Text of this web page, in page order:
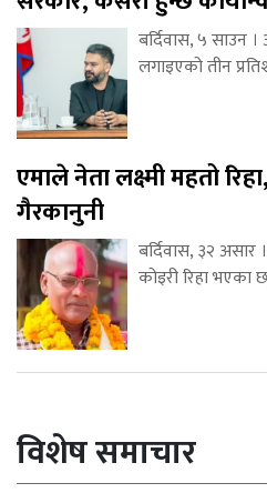
बर्दिवास, ५ साउन ।
लगाइएको तीन
एमाले नेता लक्ष्मी महतो
गैरकानुनी
बर्दिवास, ३२ असार
कोइरी रिहा भएका
विशेष समाचार